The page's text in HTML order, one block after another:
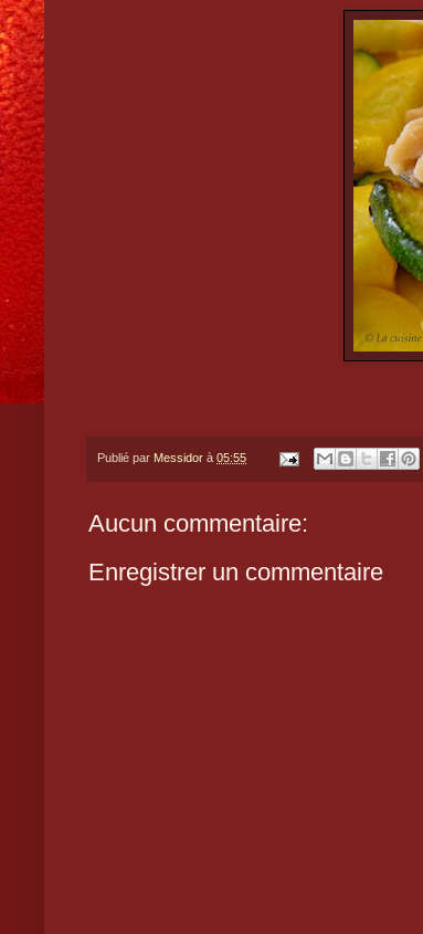
Publié par Messidor à 05:55
Aucun commentaire:
Enregistrer un commentaire